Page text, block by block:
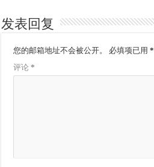
发表回复
您的邮箱地址不会被公开。 必填项已用*
评论*